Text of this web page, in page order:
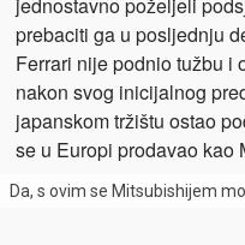
jednostavno poželjeli
prebaciti ga u posljednju
Ferrari nije podnio tužbu i
nakon svog inicijalnog
japanskom tržištu ostao
se u Europi prodavao kao
Da, s ovim se Mitsubishijem